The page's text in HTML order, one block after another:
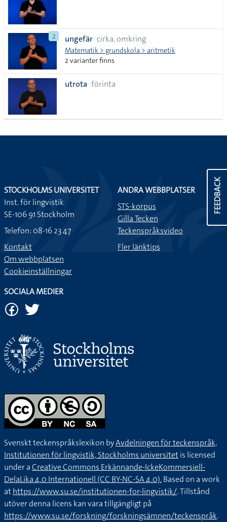
2 ungefär cirka, omkring
Matematik > grundskola > aritmetik
2 varianter finns
utrota förinta
FEEDBACK
STOCKHOLMS UNIVERSITET
Inst. för lingvistik
SE-106 91 Stockholm
Telefon: 08-16 23 47
Kontakt
Om webbplatsen
Cookieinställningar
ANDRA WEBBPLATSER
STS-korpus
Gilla Tecken
Teckenspråksvideo
Fler länktips
SOCIALA MEDIER
Svenskt teckenspråkslexikon byAvdelningen för teckenspråk,
Institutionen för lingvistik, Stockholms universitetis licensed
under aCreative Commons Erkännande-IckeKommersiell-
DelaLika 4.0 Internationell (CC BY-NC-SA 4.0).Based on a work
athttps://www.su.se/institutionen-for-lingvistik/. Tillstånd
utöver denna licens kan vara tillgängligt på
https://www.su.se/forskning/forskningsämnen/teckenspråk.